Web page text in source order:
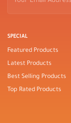
SPECIAL
Featured Products
Latest Products
Best Selling Products
Top Rated Products